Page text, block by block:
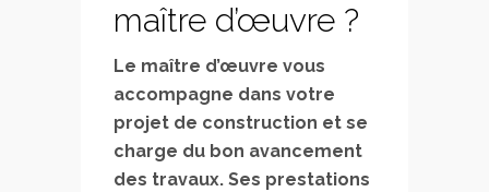
maître d’œuvre ?
Le maître d’œuvre vous
accompagne dans votre
projet de construction et se
charge du bon avancement
des travaux. Ses prestations